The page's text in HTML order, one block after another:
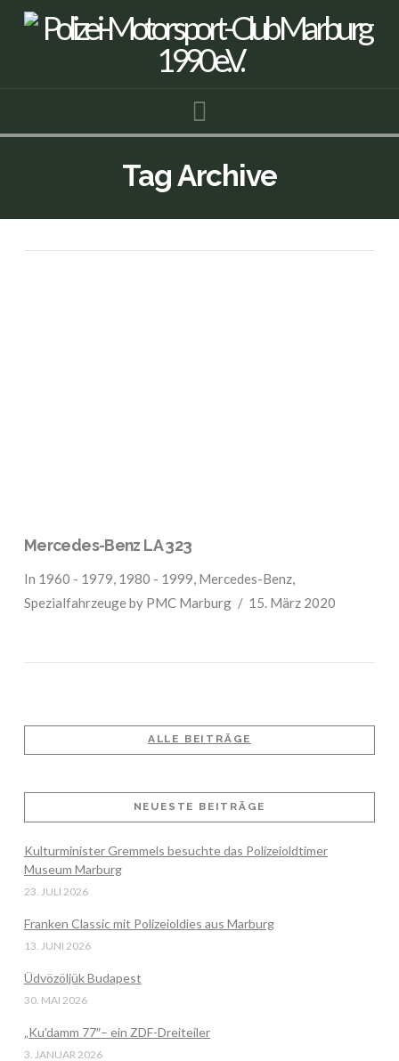
Tag Archive
VIEW POST
Mercedes-Benz LA 323
In 1960 - 1979, 1980 - 1999, Mercedes-Benz,
Spezialfahrzeugeby PMC Marburg 15. März 2020
ALLE BEITRÄGE
NEUESTE BEITRÄGE
Kulturminister Gremmels besuchte das Polizeioldtimer
Museum Marburg
23. JULI 2026
Franken Classic mit Polizeioldies aus Marburg
13. JUNI 2026
Üdvözöljük Budapest
30. MAI 2026
„Ku’damm 77″– ein ZDF-Dreiteiler
3. JANUAR 2026